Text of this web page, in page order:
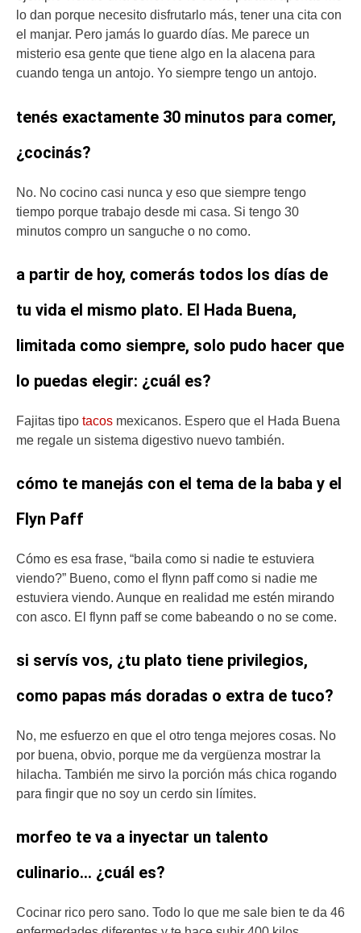
lo dan porque necesito disfrutarlo más, tener una cita con
el manjar. Pero jamás lo guardo días. Me parece un
misterio esa gente que tiene algo en la alacena para
cuando tenga un antojo. Yo siempre tengo un antojo.
tenés exactamente 30 minutos para comer,
¿cocinás?
No. No cocino casi nunca y eso que siempre tengo
tiempo porque trabajo desde mi casa. Si tengo 30
minutos compro un sanguche o no como.
a partir de hoy, comerás todos los días de
tu vida el mismo plato. El Hada Buena,
limitada como siempre, solo pudo hacer que
lo puedas elegir: ¿cuál es?
Fajitas tipo tacos mexicanos. Espero que el Hada Buena
me regale un sistema digestivo nuevo también.
cómo te manejás con el tema de la baba y el
Flyn Paff
Cómo es esa frase, “baila como si nadie te estuviera
viendo?” Bueno, como el flynn paff como si nadie me
estuviera viendo. Aunque en realidad me estén mirando
con asco. El flynn paff se come babeando o no se come.
si servís vos, ¿tu plato tiene privilegios,
como papas más doradas o extra de tuco?
No, me esfuerzo en que el otro tenga mejores cosas. No
por buena, obvio, porque me da vergüenza mostrar la
hilacha. También me sirvo la porción más chica rogando
para fingir que no soy un cerdo sin límites.
morfeo te va a inyectar un talento
culinario… ¿cuál es?
Cocinar rico pero sano. Todo lo que me sale bien te da 46